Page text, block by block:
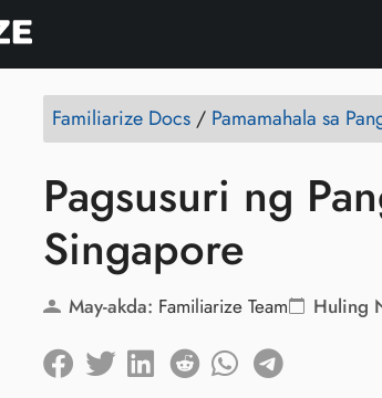
Familiarize Docs / Pamamahala sa
Pagsusuri ng
Singapore
May-akda: Familiarize Team Huling